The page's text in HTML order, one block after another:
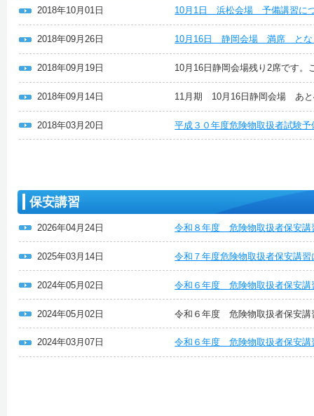
2018年10月01日 10月1日 浜松会場 予備講習に
2018年09月26日 10月16日 静岡会場 満席 とな
2018年09月19日 10月16日静岡会場残り2席です。
2018年09月14日 11月期 10月16日静岡会場 あと
2018年03月20日 平成３０年度危険物取扱者試験
保安講習
2026年04月24日 令和８年度 危険物取扱者保安講
2025年03月14日 令和７年度危険物取扱者保安講習
2024年05月02日 令和６年度 危険物取扱者保安講
2024年05月02日 令和６年度 危険物取扱者保安講
2024年03月07日 令和６年度 危険物取扱者保安講